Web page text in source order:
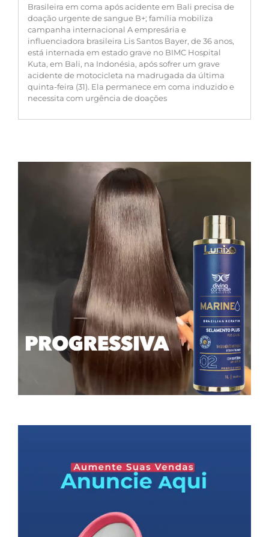
Brasileira em coma após acidente em Bali precisa de
doação urgente de sangue B+; família mobiliza
campanha internacional A empresária e
influenciadora brasileira Lis Santos Bayer, de 36 anos,
está internada em estado grave no BIMC Hospital
Kuta, em Bali, na Indonésia, após sofrer um grave
acidente de motocicleta na madrugada da última
quinta-feira (31). Ela permanece em coma induzido e
necessita com urgência de doações